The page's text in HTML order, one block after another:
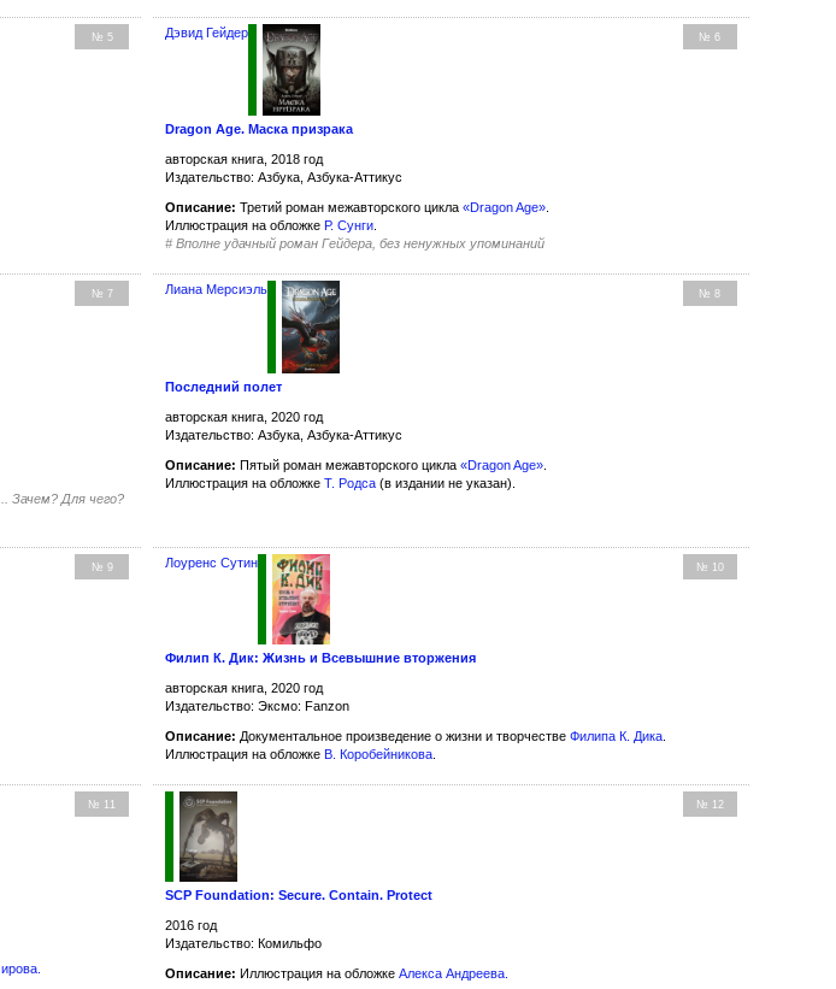
№ 5 № 6
Дэвид Гейдер
Dragon Age. Маска призрака
авторская книга, 2018 год
Издательство: Азбука, Азбука-Аттикус
Описание: Третий роман межавторского цикла«Dragon Age»
Иллюстрация на обложке Р. Сунги
#Вполне удачный роман Гейдера, без ненужных упоминаний
№ 7
Зачем? Для чего?
№ 8
Лиана Мерсиэль
Последний полет
авторская книга, 2020 год
Издательство: Азбука, Азбука-Аттикус
Описание: Пятый роман межавторского цикла«Dragon Age»
Иллюстрация на обложкеТ. Родса (в издании не указан).
№ 9 № 10
Лоуренс Сутин
Филип К. Дик: Жизнь и Всевышние вторжения
авторская книга, 2020 год
Издательство: Эксмо: Fanzon
Описание: Документальное произведение о жизни и творчествеФилипа К. Дика
Иллюстрация на обложке В. Коробейникова
№ 11 № 12
SCP Foundation: Secure. Contain. Protect
2016 год
Издательство: Комильфо
Описание: Иллюстрация на обложкеАлекса Андреева